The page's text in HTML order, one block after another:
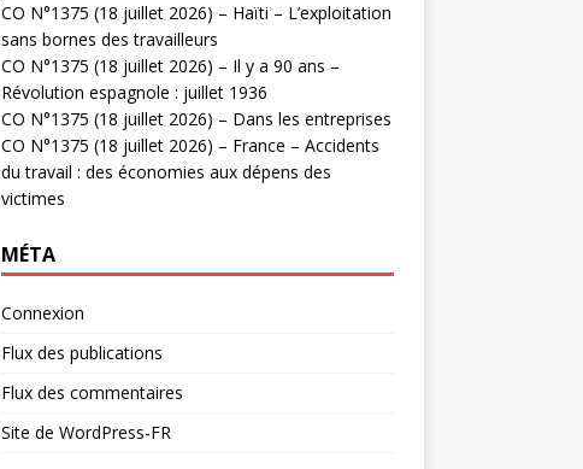
CO N°1375 (18 juillet 2026) – Haïti – L’exploitation
sans bornes des travailleurs
CO N°1375 (18 juillet 2026) – Il y a 90 ans –
Révolution espagnole : juillet 1936
CO N°1375 (18 juillet 2026) – Dans les entreprises
CO N°1375 (18 juillet 2026) – France – Accidents
du travail : des économies aux dépens des
victimes
MÉTA
Connexion
Flux des publications
Flux des commentaires
Site de WordPress-FR